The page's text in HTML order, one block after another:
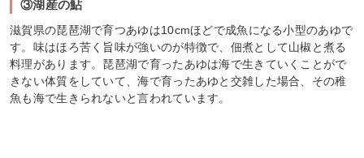
③湖産の鮎
滋賀県の琵琶湖で育つあゆは10cmほどで成魚になる小型のあゆで
す。味はほろ苦く旨味が強いのが特徴で、佃煮として山椒と煮る
料理があります。琵琶湖で育ったあゆは海で生きていくことがで
きない体質をしていて、海で育ったあゆと交雑した場合、その稚
魚も海で生きられないと言われています。